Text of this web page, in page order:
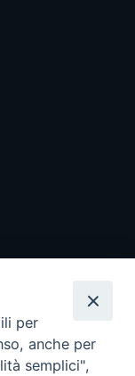
per
anche per
semplici",